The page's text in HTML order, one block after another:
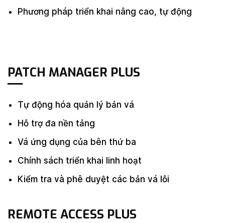
Phương pháp triển khai nâng cao, tự động
PATCH MANAGER PLUS
Tự động hóa quản lý bản vá
Hỗ trợ đa nền tảng
Vá ứng dụng của bên thứ ba
Chính sách triển khai linh hoạt
Kiểm tra và phê duyệt các bản vá lỗi
REMOTE ACCESS PLUS